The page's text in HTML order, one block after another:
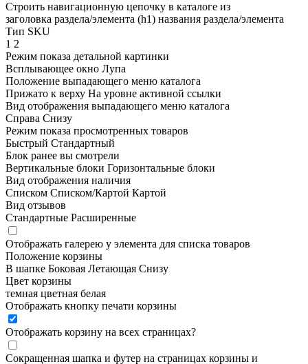
Строить навигационную цепочку в каталоге из
заголовка раздела/элемента (h1) названия раздела/элемента
Тип SKU
1 2
Режим показа детальной картинки
Всплывающее окно Лупа
Положение выпадающего меню каталога
Прижато к верху На уровне активной ссылки
Вид отображения выпадающего меню каталога
Справа Снизу
Режим показа просмотренных товаров
Быстрый Стандартный
Блок ранее вы смотрели
Вертикальные блоки Горизонтальные блоки
Вид отображения наличия
Списком Списком/Картой Картой
Вид отзывов
Стандартные Расширенные
Отображать галерею у элемента для списка товаров
Положение корзины
В шапке Боковая Летающая Снизу
Цвет корзины
темная цветная белая
Отображать кнопку печати корзины
Отображать корзину на всех страницах?
Сокращенная шапка и футер на страницах корзины и